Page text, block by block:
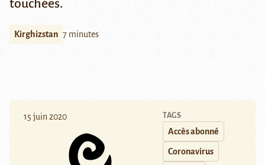
touchées.
Kirghizstan 7 minutes
15 juin 2020 TAGS
Accès abonné
Coronavirus